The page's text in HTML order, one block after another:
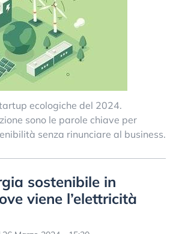
ecologiche del 2024.
sono le parole chiave per
senza rinunciare al business.
sostenibile in
viene l’elettricità